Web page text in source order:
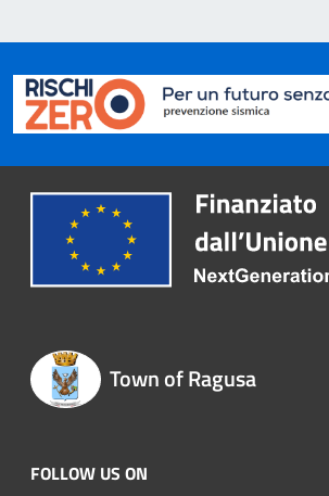
Town of Ragusa
FOLLOW US ON